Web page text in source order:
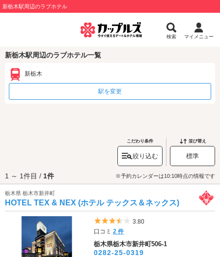
新栃木駅周辺のラブホテル
検索 マイメニュー
新栃木駅周辺のラブホテル一覧
新栃木
駅を変更
こだわり条件
絞り込む
並び替え
標準
1 ～ 1件目 / 1件 ※予約カレンダーは10:10時点の情報です
栃木県 栃木市新井町
HOTEL TEX & NEX (ホテル テックス＆ネックス)
5つ星のうち3.5
3.80
口コミ2 件
栃木県栃木市新井町506-1
0282-25-0319